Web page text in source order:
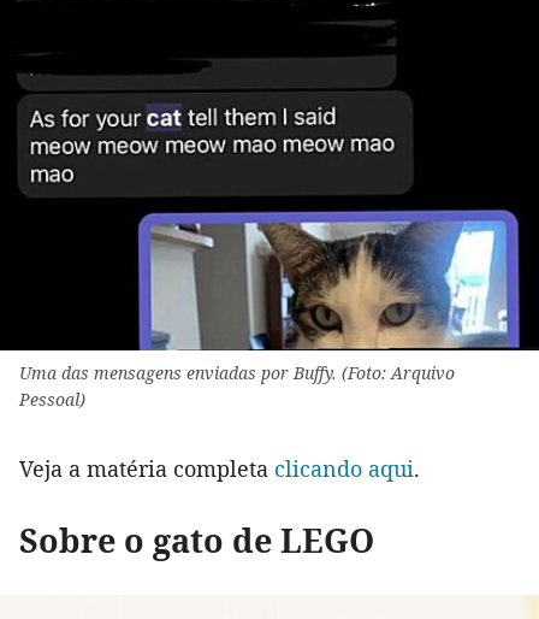
Uma das mensagens enviadas por Buffy. (Foto: Arquivo
Pessoal)
Veja a matéria completa clicando aqui.
Sobre o gato de LEGO